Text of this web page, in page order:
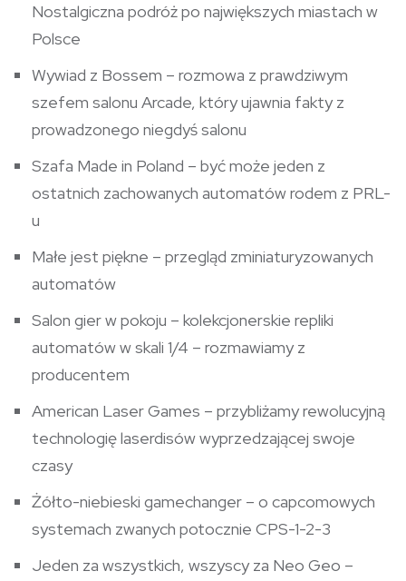
Nostalgiczna podróż po największych miastach w
Polsce
Wywiad z Bossem – rozmowa z prawdziwym
szefem salonu Arcade, który ujawnia fakty z
prowadzonego niegdyś salonu
Szafa Made in Poland – być może jeden z
ostatnich zachowanych automatów rodem z PRL-
u
Małe jest piękne – przegląd zminiaturyzowanych
automatów
Salon gier w pokoju – kolekcjonerskie repliki
automatów w skali 1/4 – rozmawiamy z
producentem
American Laser Games – przybliżamy rewolucyjną
technologię laserdisów wyprzedzającej swoje
czasy
Żółto-niebieski gamechanger – o capcomowych
systemach zwanych potocznie CPS-1-2-3
Jeden za wszystkich, wszyscy za Neo Geo –